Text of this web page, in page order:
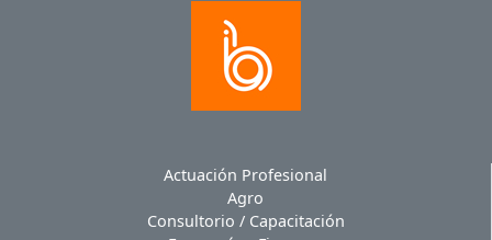
Actuación Profesional
Agro
Consultorio / Capacitación